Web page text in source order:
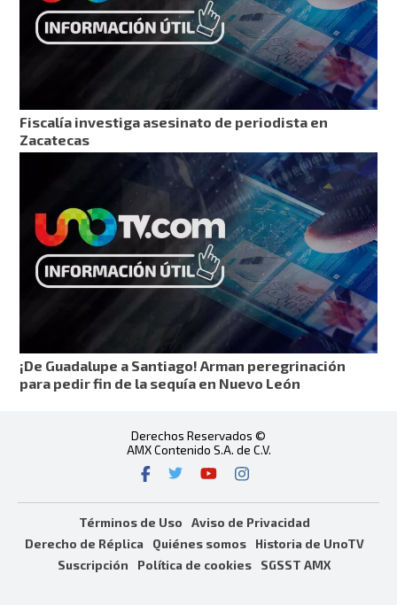
Fiscalía investiga asesinato de periodista en
Zacatecas
¡De Guadalupe a Santiago! Arman peregrinación
para pedir fin de la sequía en Nuevo León
Derechos Reservados ©
AMX Contenido S.A. de C.V.
Términos de Uso
Aviso de Privacidad
Derecho de Réplica
Quiénes somos
Historia de UnoTV
Suscripción
Política de cookies SGSST AMX